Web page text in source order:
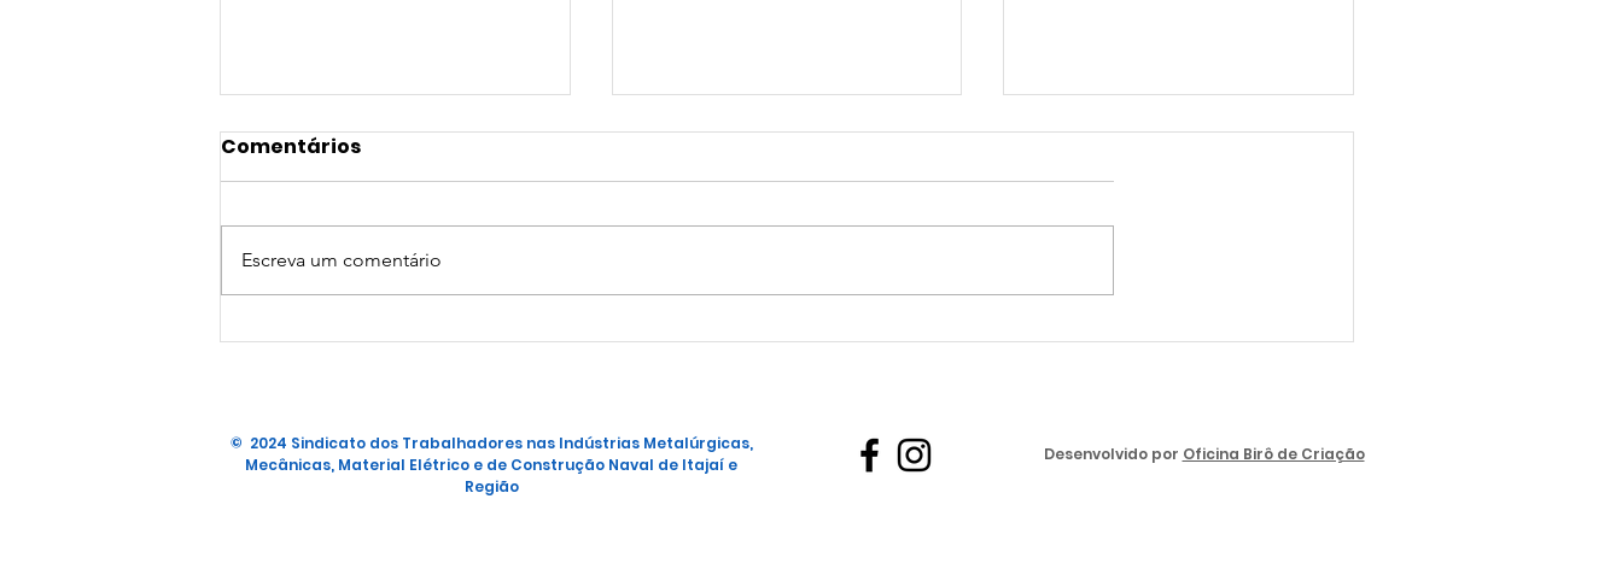
Vagas - Empresa
Comentários
Escreva um comentário
© 2024 Sindicato dos Trabalhadores nas Indústrias Metalúrgicas,
Mecânicas, Material Elétrico e de Construção Naval de Itajaí e
Região
Desenvolvido por Oficina Birô de Criação